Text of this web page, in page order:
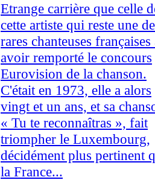
Etrange carrière que celle
cette artiste qui reste une
rares chanteuses françaises
avoir remporté le concours
Eurovision de la chanson.
C'était en 1973, elle a alors
vingt et un ans, et sa
« Tu te reconnaîtras », fait
triompher le Luxembourg,
décidément plus pertinent
la France...